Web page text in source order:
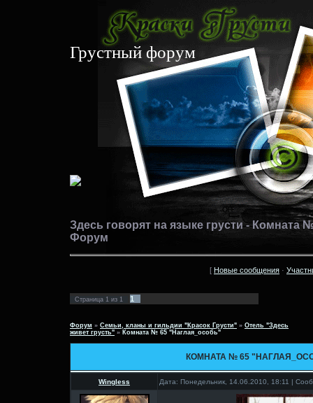
Грустный форум
Здесь говорят на языке грусти - Комната
Форум
[ Новые сообщения ·
Страница 1 из 1 1
Форум » Семьи, кланы и гильдии "Красок Грусти" » Отель "Здесь
живет грусть" » Комната № 65 "Наглая_особь"
КОМНАТА № 65
Wingless Дата: Понедельник, 14.06.2010, 18:11 |